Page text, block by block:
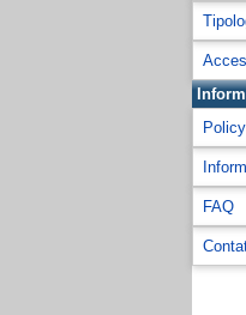
Policy
FAQ